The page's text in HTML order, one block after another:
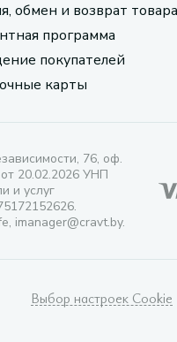
обмен и возврат товара
программа
покупателей
карты
76, оф.
20.02.2026 УНП
и услуг
imanager@cravt.by.
Выбор настроек Cookie